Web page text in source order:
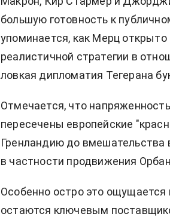
большую готовность к
упоминается, как Мерц
реалистичной стратегии в
ловкая дипломатия Тегерана
Отмечается, что
пересечены европейские
Гренландию до вмешательства
в частности продвижения
Особенно остро это
остаются ключевым